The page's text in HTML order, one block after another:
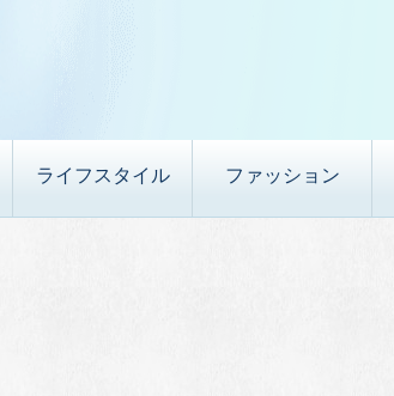
ライフスタイル ファッション